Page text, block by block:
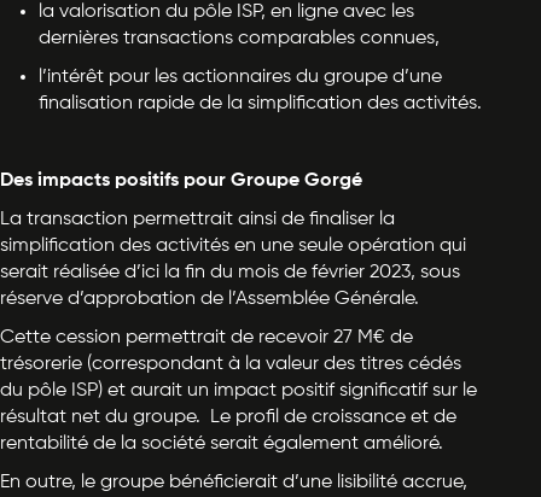
la valorisation du pôle ISP, en ligne avec les
dernières transactions comparables connues,
l’intérêt pour les actionnaires du groupe d’une
finalisation rapide de la simplification des activités.
Des impacts positifs pour Groupe Gorgé
La transaction permettrait ainsi de finaliser la
simplification des activités en une seule opération qui
serait réalisée d’ici la fin du mois de février 2023, sous
réserve d’approbation de l’Assemblée Générale.
Cette cession permettrait de recevoir 27 M€ de
trésorerie (correspondant à la valeur des titres cédés
du pôle ISP) et aurait un impact positif significatif sur le
résultat net du groupe. Le profil de croissance et de
rentabilité de la société serait également amélioré.
En outre, le groupe bénéficierait d’une lisibilité accrue,